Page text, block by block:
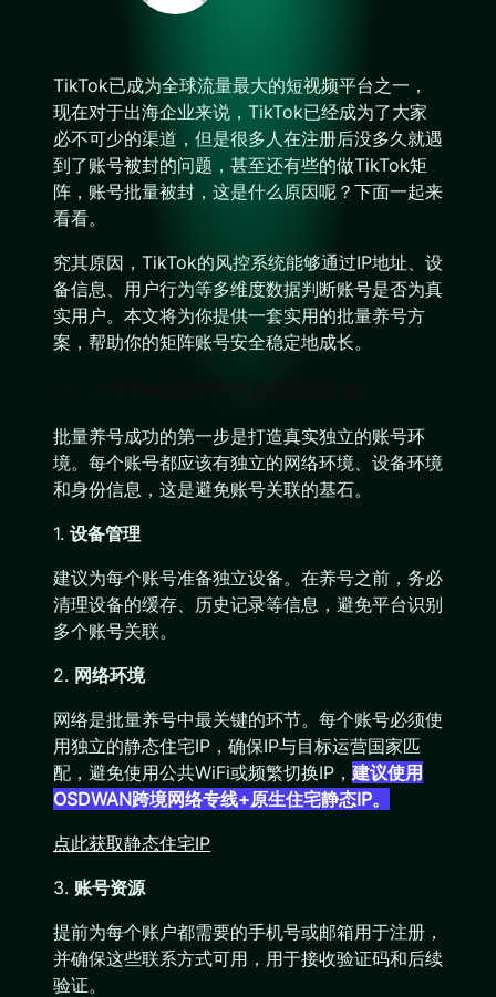
TikTok已成为全球流量最大的短视频平台之一，
现在对于出海企业来说，TikTok已经成为了大家
必不可少的渠道，但是很多人在注册后没多久就遇
到了账号被封的问题，甚至还有些的做TikTok矩
阵，账号批量被封，这是什么原因呢？下面一起来
看看。
究其原因，TikTok的风控系统能够通过IP地址、设
备信息、用户行为等多维度数据判断账号是否为真
实用户。本文将为你提供一套实用的批量养号方
案，帮助你的矩阵账号安全稳定地成长。
批量养号成功的第一步是打造真实独立的账号环
境。每个账号都应该有独立的网络环境、设备环境
和身份信息，这是避免账号关联的基石。
1. 设备管理
建议为每个账号准备独立设备。在养号之前，务必
清理设备的缓存、历史记录等信息，避免平台识别
多个账号关联。
2. 网络环境
网络是批量养号中最关键的环节。每个账号必须使
用独立的静态住宅IP，确保IP与目标运营国家匹
配，避免使用公共WiFi或频繁切换IP， 建议使用
OSDWAN跨境网络专线+原生住宅静态IP。
点此获取静态住宅IP
3. 账号资源
提前为每个账户都需要的手机号或邮箱用于注册，
并确保这些联系方式可用，用于接收验证码和后续
验证。